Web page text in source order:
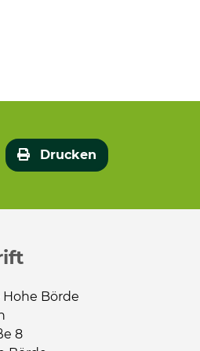
Drucken
Börde
8